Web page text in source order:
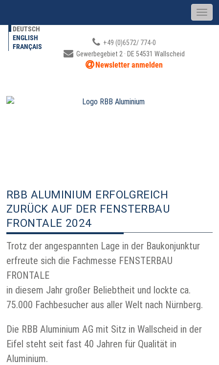
DEUTSCH
ENGLISH
FRANÇAIS
+49 (0)6572/ 774-0
Gewerbegebiet 2 · DE 54531 Wallscheid
Newsletter anmelden
RBB ALUMINIUM ERFOLGREICH
ZURÜCK AUF DER FENSTERBAU
FRONTALE 2024
Trotz der angespannten Lage in der Baukonjunktur
erfreute sich die Fachmesse FENSTERBAU
FRONTALE
in diesem Jahr großer Beliebtheit und lockte ca.
75.000 Fachbesucher aus aller Welt nach Nürnberg.
Die RBB Aluminium AG mit Sitz in Wallscheid in der
Eifel steht seit fast 40 Jahren für Qualität in
Aluminium.